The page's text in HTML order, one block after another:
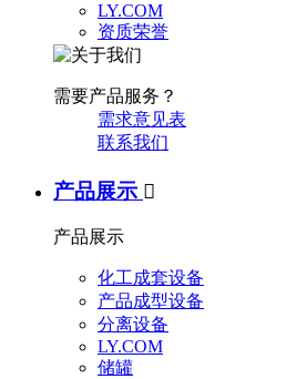
LY.COM
资质荣誉
需要产品服务？
需求意见表
联系我们
产品展示 
产品展示
化工成套设备
产品成型设备
分离设备
LY.COM
储罐